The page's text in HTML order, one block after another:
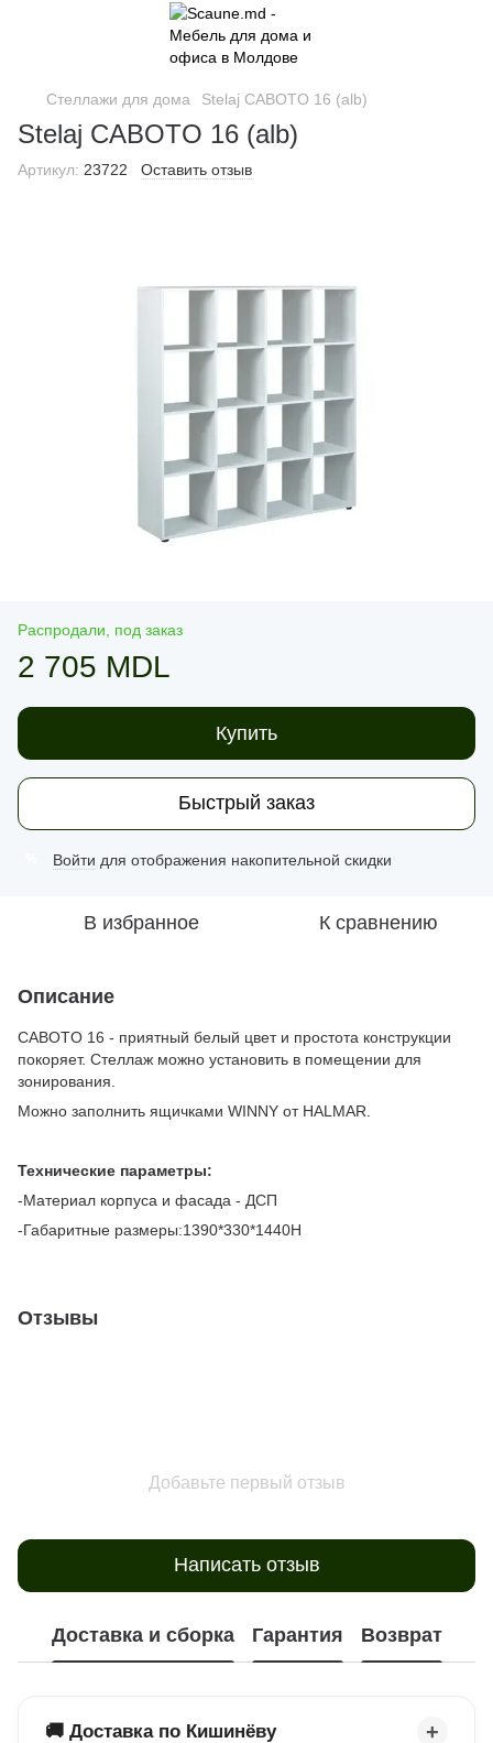
Стеллажи для дома Stelaj CABOTO 16 (alb)
Stelaj CABOTO 16 (alb)
Артикул: 23722 Оставить отзыв
Распродали, под заказ
2 705 MDL
Купить
Быстрый заказ
Войти для отображения накопительной скидки
В избранное К сравнению
Описание
CABOTO 16 - приятный белый цвет и простота конструкции
покоряет. Стеллаж можно установить в помещении для
зонирования.
Можно заполнить ящичками WINNY от HALMAR.
Технические параметры:
-Материал корпуса и фасада - ДСП
-Габаритные размеры:1390*330*1440Н
Отзывы
Добавьте первый отзыв
Написать отзыв
Доставка и сборка Гарантия Возврат
🚚 Доставка по Кишинёву